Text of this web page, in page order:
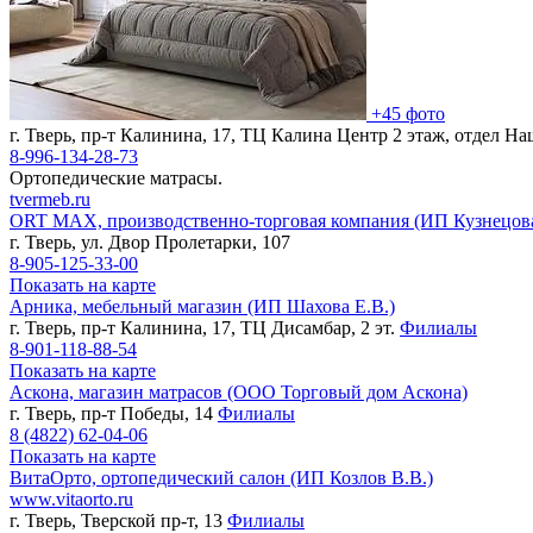
+45 фото
г. Тверь, пр-т Калинина, 17, ТЦ Калина Центр 2 этаж, отдел
8-996-134-28-73
Ортопедические матрасы.
tvermeb.ru
ORT MAX, производственно-торговая компания (ИП
г. Тверь, ул. Двор Пролетарки, 107
8-905-125-33-00
Показать на карте
Арника, мебельный магазин (ИП Шахова Е.В.)
г. Тверь, пр-т Калинина, 17, ТЦ Дисамбар, 2 эт. Филиалы
8-901-118-88-54
Показать на карте
Аскона, магазин матрасов (ООО Торговый дом Аскона)
г. Тверь, пр-т Победы, 14 Филиалы
8 (4822) 62-04-06
Показать на карте
ВитаОрто, ортопедический салон (ИП Козлов В.В.)
www.vitaorto.ru
г. Тверь, Тверской пр-т, 13 Филиалы